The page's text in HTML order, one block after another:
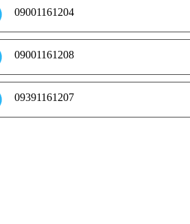
09001161204
09001161208
09391161207